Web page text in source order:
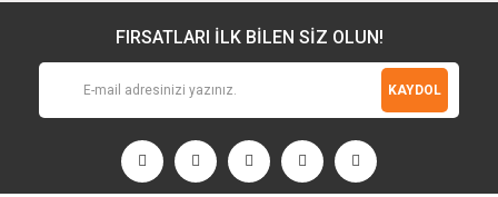
FIRSATLARI İLK BİLEN SİZ OLUN!
KAYDOL